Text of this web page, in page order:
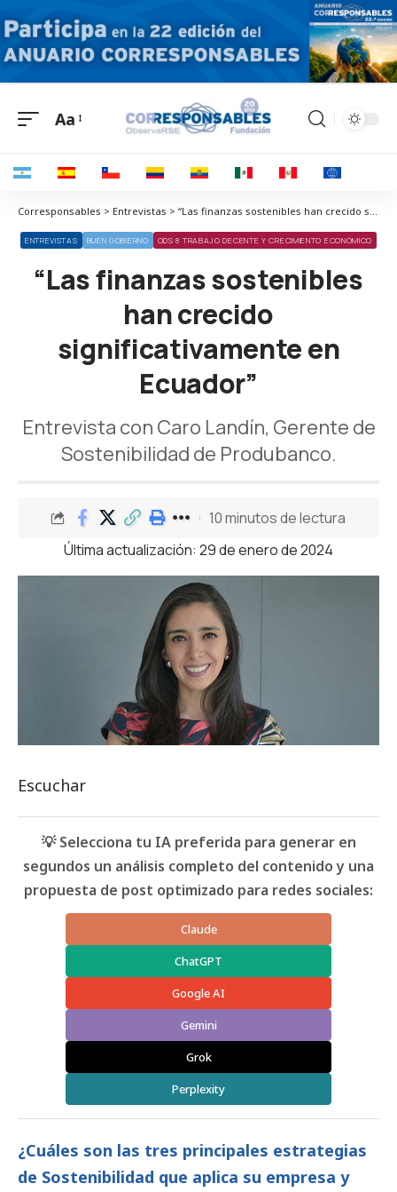
Aa
Corresponsables > Entrevistas > “Las finanzas sostenibles han crecido significativamente en Ecuador”
ENTREVISTAS BUEN GOBIERNO ODS 8 TRABAJO DECENTE Y CRECIMIENTO ECONÓMICO
“Las finanzas sostenibles
han crecido
significativamente en
Ecuador”
Entrevista con Caro Landín, Gerente de
Sostenibilidad de Produbanco.
Última actualización: 29 de enero de 2024
10 minutos de lectura
Escuchar
💡 Selecciona tu IA preferida para generar en
segundos un análisis completo del contenido y una
propuesta de post optimizado para redes sociales:
Claude
ChatGPT
Google AI
Gemini
Grok
Perplexity
¿Cuáles son las tres principales estrategias
de Sostenibilidad que aplica su empresa y